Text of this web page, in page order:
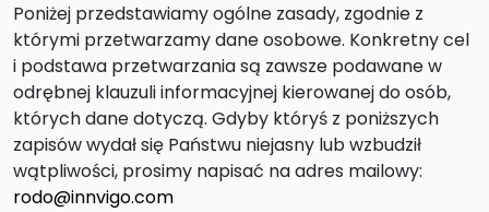
Poniżej przedstawiamy ogólne zasady, zgodnie z
którymi przetwarzamy dane osobowe. Konkretny cel
i podstawa przetwarzania są zawsze podawane w
odrębnej klauzuli informacyjnej kierowanej do osób,
których dane dotyczą. Gdyby któryś z poniższych
zapisów wydał się Państwu niejasny lub wzbudził
wątpliwości, prosimy napisać na adres mailowy:
rodo@innvigo.com